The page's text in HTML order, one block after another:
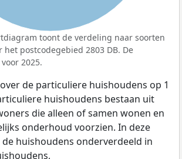
toont de verdeling naar soorten
het postcodegebied 2803 DB. De
2025.
de particuliere huishoudens op 1
huishoudens bestaan uit
die alleen of samen wonen en
onderhoud voorzien. In deze
huishoudens onderverdeeld in